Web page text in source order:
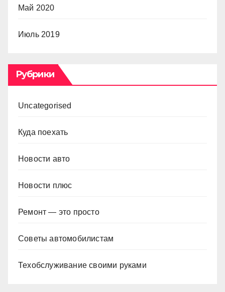
Май 2020
Июль 2019
Рубрики
Uncategorised
Куда поехать
Новости авто
Новости плюс
Ремонт — это просто
Советы автомобилистам
Техобслуживание своими руками